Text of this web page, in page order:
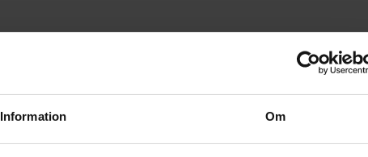
Information Om
Pris med recept
Högkostnadsskyddet gäller
471,49 kr
I apotek:471,49 kr